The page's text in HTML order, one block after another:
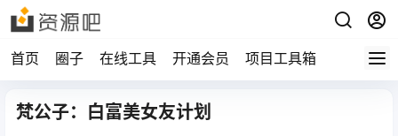
首页 圈子 在线工具 开通会员 项目工具箱
梵公子：白富美女友计划